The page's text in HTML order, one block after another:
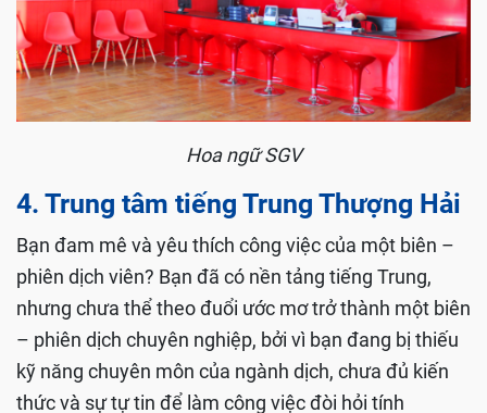
Hoa ngữ SGV
4. Trung tâm tiếng Trung Thượng Hải
Bạn đam mê và yêu thích công việc của một biên –
phiên dịch viên? Bạn đã có nền tảng tiếng Trung,
nhưng chưa thể theo đuổi ước mơ trở thành một biên
– phiên dịch chuyên nghiệp, bởi vì bạn đang bị thiếu
kỹ năng chuyên môn của ngành dịch, chưa đủ kiến
thức và sự tự tin để làm công việc đòi hỏi tính